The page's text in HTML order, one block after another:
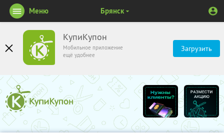
КупиКупон
Мобильное приложение
ещё удобнее
Загрузить
Меню Брянск